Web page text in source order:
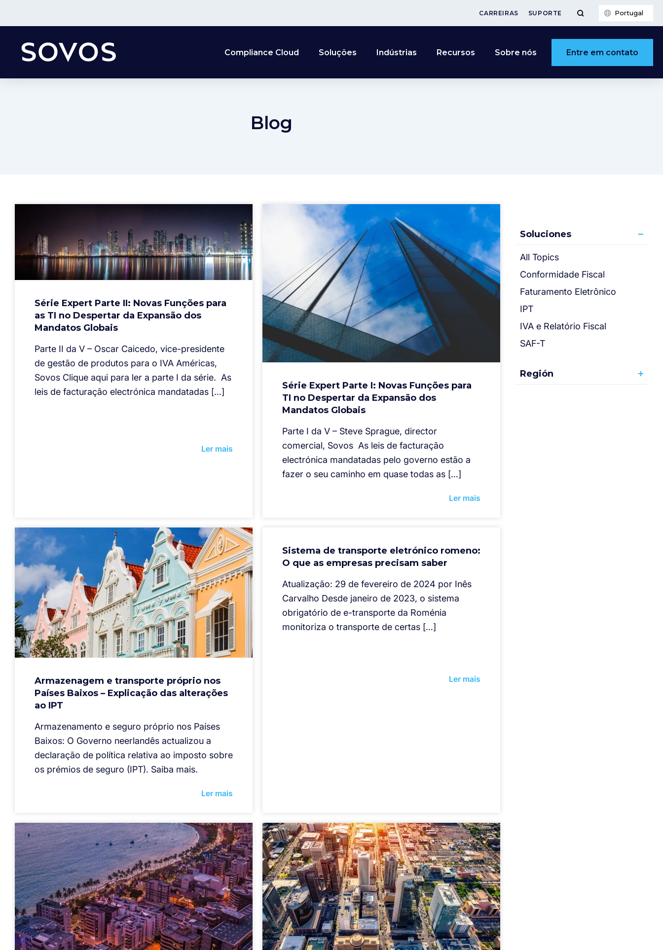
CARREIRAS SUPORTE Portugal
Compliance Cloud Soluções Indústrias Recursos Sobre nós Entre em contato
Blog
Soluciones
All Topics
Conformidade Fiscal
Faturamento Eletrônico
IPT
IVA e Relatório Fiscal
SAF-T
Región
Série Expert Parte II: Novas Funções para
as TI no Despertar da Expansão dos
Mandatos Globais
Parte II da V – Oscar Caicedo, vice-presidente
de gestão de produtos para o IVA Américas,
Sovos Clique aqui para ler a parte I da série. As
leis de facturação electrónica mandatadas […]
Ler mais
Série Expert Parte I: Novas Funções para
TI no Despertar da Expansão dos
Mandatos Globais
Parte I da V – Steve Sprague, director
comercial, Sovos As leis de facturação
electrónica mandatadas pelo governo estão a
fazer o seu caminho em quase todas as […]
Ler mais
Armazenagem e transporte próprio nos
Países Baixos – Explicação das alterações
ao IPT
Armazenamento e seguro próprio nos Países
Baixos: O Governo neerlandês actualizou a
declaração de política relativa ao imposto sobre
os prémios de seguro (IPT). Saiba mais.
Ler mais
Sistema de transporte eletrónico romeno:
O que as empresas precisam saber
Atualização: 29 de fevereiro de 2024 por Inês
Carvalho Desde janeiro de 2023, o sistema
obrigatório de e-transporte da Roménia
monitoriza o transporte de certas […]
Ler mais